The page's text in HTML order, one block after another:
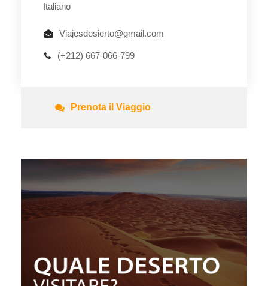
Italiano
Viajesdesierto@gmail.com
(+212) 667-066-799
Prenota il Viaggio